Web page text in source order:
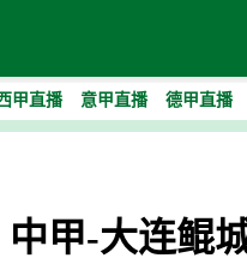
甲直播 意甲直播 德甲直播
中甲-大连鲲